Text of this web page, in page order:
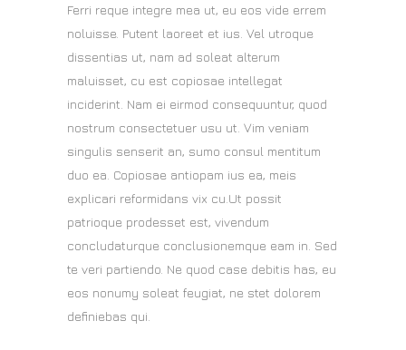
Ferri reque integre mea ut, eu eos vide errem
noluisse. Putent laoreet et ius. Vel utroque
dissentias ut, nam ad soleat alterum
maluisset, cu est copiosae intellegat
inciderint. Nam ei eirmod consequuntur, quod
nostrum consectetuer usu ut. Vim veniam
singulis senserit an, sumo consul mentitum
duo ea. Copiosae antiopam ius ea, meis
explicari reformidans vix cu.Ut possit
patrioque prodesset est, vivendum
concludaturque conclusionemque eam in. Sed
te veri partiendo. Ne quod case debitis has, eu
eos nonumy soleat feugiat, ne stet dolorem
definiebas qui.